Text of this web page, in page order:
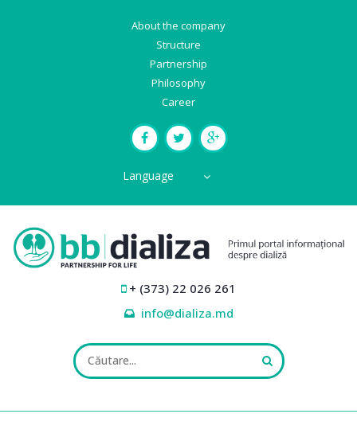
About the company
Structure
Partnership
Philosophy
Career
Language
+ (373) 22 026 261
info@dializa.md